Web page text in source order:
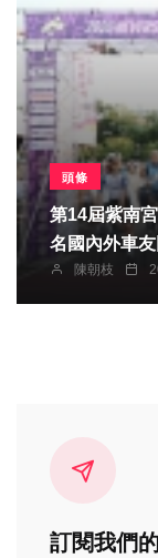
頭條
第14屆紫南
名國內外車
陳朝枝
訂閱我們